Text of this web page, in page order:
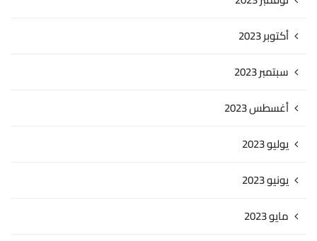
أكتوبر 2023
سبتمبر 2023
أغسطس 2023
يوليو 2023
يونيو 2023
مايو 2023